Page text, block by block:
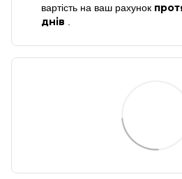
вартість на ваш рахунок
днів